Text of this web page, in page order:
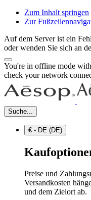
Zum Inhalt springen
Zur
Auf dem Server ist ein
oder wenden Sie sich an
You're in offline mode
check your network
Suche...
€ - DE (DE)
Preise und
Versandkosten
und dem Zielort ab.